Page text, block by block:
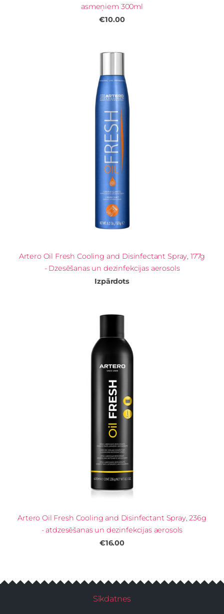
asmeņiem 300ml
€10.00
Artero Oil Fresh Cooling and Disinfectant Spray, 177g
- Dzesēšanas un dezinfekcijas aerosols
Izpārdots
Artero Oil Fresh Cooling and Disinfectant Spray, 236g
- atdzesēšanas un dezinfekcijas aerosols
€16.00
Sīkdatnes